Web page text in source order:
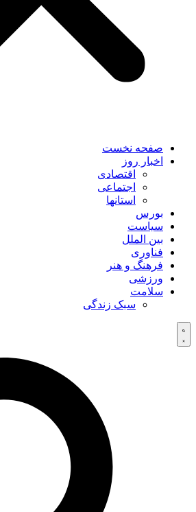
صفحه نخست
اخبار روز
اقتصادی
اجتماعی
استانها
بورس
سیاست
بین الملل
فناوری
فرهنگ و هنر
ورزشی
سلامت
سبک زندگی